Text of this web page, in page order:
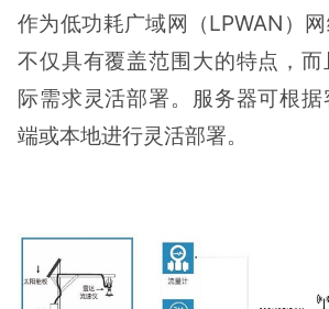
作为低功耗广域网（LPWAN）网
不仅具有覆盖范围大的特点，
际需求灵活部署。服务器可根
端或本地进行灵活部署。